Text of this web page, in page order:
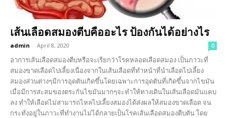
เส้นเลือดสมองตีบคืออะไร ป้องกันได้อย่างไร
admin - April 8, 2020 0
อาการเส้นเลือดสมองตีบหรือจะเรียกว่าโรคหลอดเลือดสมอง เป็นภาวะที่
สมองขาดเลือดไปเลี้ยงเนื่องจากในเส้นเลือดที่ทำหน้าที่นำเลือดไปเลี้ยง
สมองส่วนต่างๆมีการอุดตันเกิดขึ้นโดยเฉพาะการอุดตันที่เกิดขึ้นจากไขมัน
เมื่อมีการสะสมของตระกันไขมันมากๆจะทำให้ทางเดินในเส้นเลือดมันแคบ
ลง ทำให้เลือดไม่สามารถไหลไปเลี้ยงสมองได้ส่งผลให้สมองขาดเลือด จน
กระทั่งอยู่ในภาวะที่ทำงานไม่ได้กลายเป็นโรคเส้นเลือดสมองตีบตัน โดย